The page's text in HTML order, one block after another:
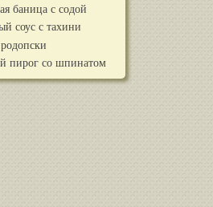
баница с содой
соус с тахини
пирог со шпинатом